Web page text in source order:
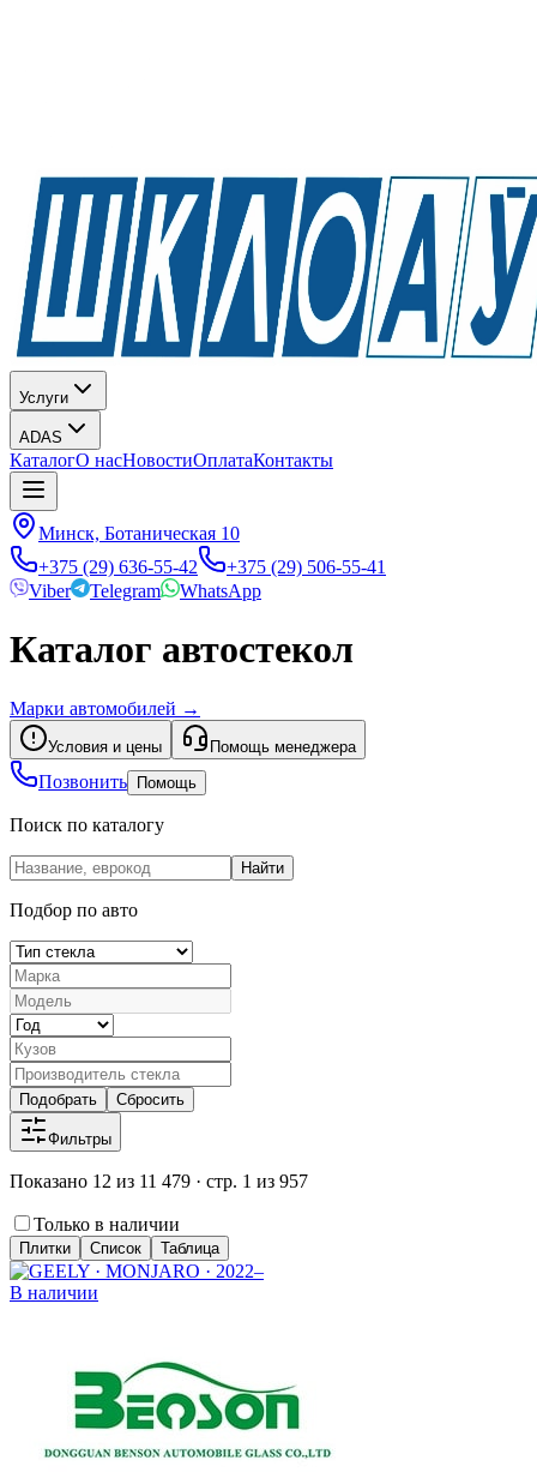
Услуги
ADAS
КаталогО насНовостиОплатаКонтакты
Минск, Ботаническая 10
+375 (29) 636-55-42
+375 (29) 506-55-41
Viber
Telegram WhatsApp
Каталог автостекол
Марки автомобилей →
Условия и цены Помощь менеджера
Позвонить Помощь
Поиск по каталогу
Найти
Подбор по авто
Подобрать Сбросить
Фильтры
Показано 12 из 11 479 · стр. 1 из 957
Только в наличии
Плитки Список Таблица
В наличии